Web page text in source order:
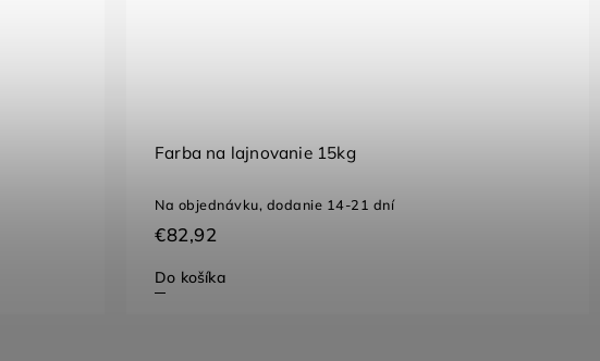
Elektrická vzduchová pumpa
Skladom (2 ks)
€38,40
Do košíka